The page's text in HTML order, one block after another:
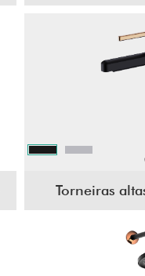
Torneiras